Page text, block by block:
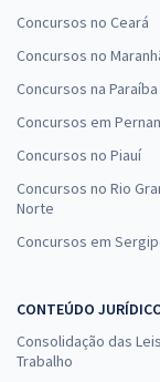
Concursos no Ceará
Concursos no
Concursos na Paraíba
Concursos em
Concursos no Piauí
Concursos no Rio
Norte
Concursos em
CONTEÚDO
Consolidação das
Trabalho